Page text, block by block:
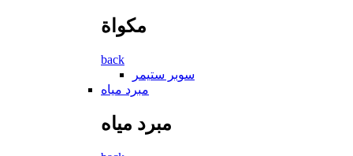
مكواة
back
سوبر ستيمر
مبرد مياه
مبرد مياه